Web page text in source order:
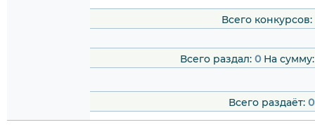
Всего конкурсов:
Всего раздал: 0На
Всего раздаёт: 0